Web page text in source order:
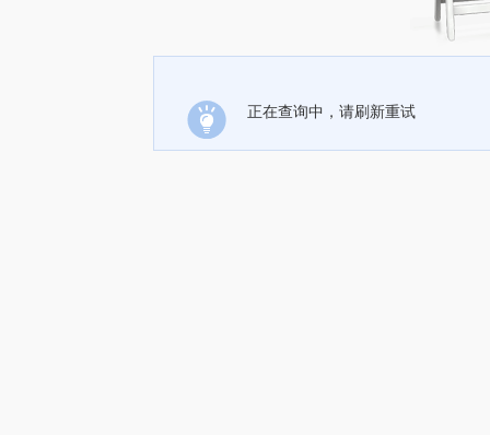
正在查询中，请刷新重试